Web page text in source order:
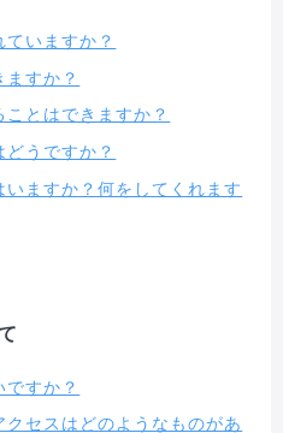
いますか？
すか？
とはできますか？
うですか？
ますか？何をしてくれます
すか？
セスはどのようなものがあ